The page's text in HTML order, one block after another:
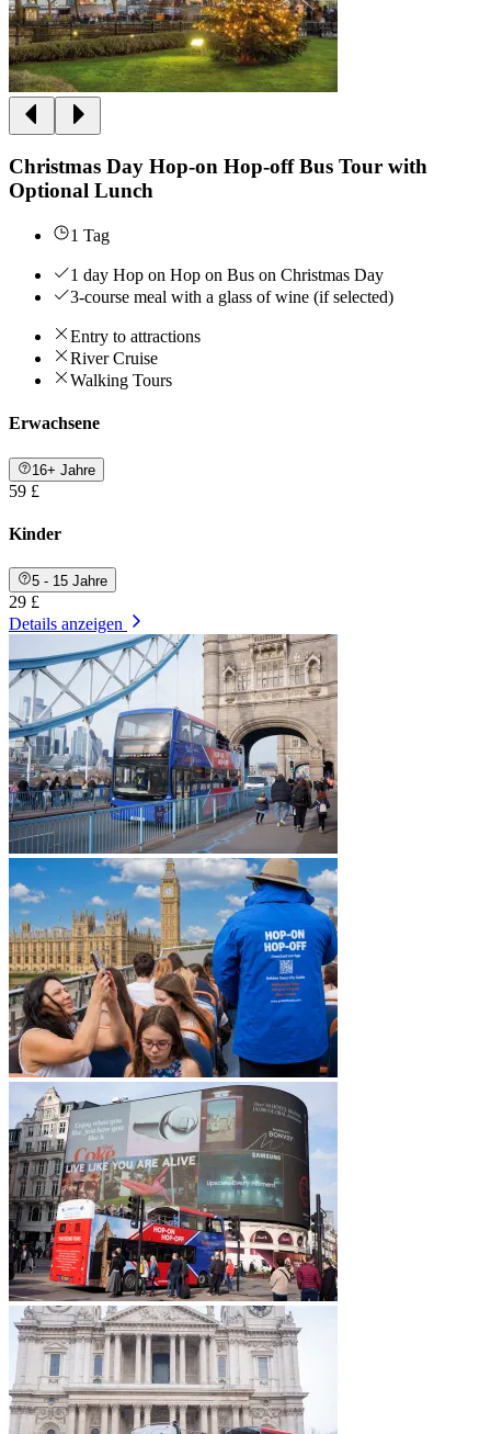
Christmas Day Hop-on Hop-off Bus Tour with
Optional Lunch
1 Tag
1 day Hop on Hop on Bus on Christmas Day
3-course meal with a glass of wine (if selected)
Entry to attractions
River Cruise
Walking Tours
Erwachsene
16+ Jahre
59 £
Kinder
5 - 15 Jahre
29 £
Details anzeigen